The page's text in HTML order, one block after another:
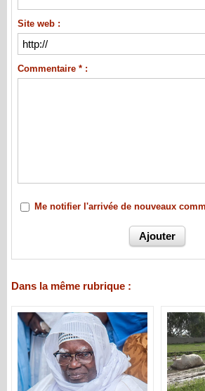
Site web :
Commentaire * :
Me notifier l'arrivée de nouveaux
Dans la même rubrique :